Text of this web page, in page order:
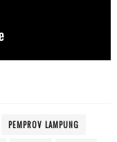
PEMPROV LAMPUNG